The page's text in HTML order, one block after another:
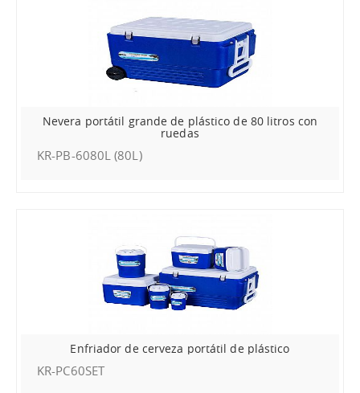
Nevera portátil grande de plástico de 80 litros con
ruedas
KR-PB-6080L (80L)
Enfriador de cerveza portátil de plástico
KR-PC60SET